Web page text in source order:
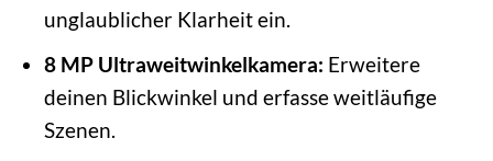
unglaublicher Klarheit ein.
8 MP Ultraweitwinkelkamera: Erweitere
deinen Blickwinkel und erfasse weitläufige
Szenen.